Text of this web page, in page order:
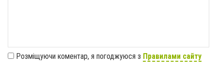
Розміщуючи коментар, я погоджуюся з Правилами сайту